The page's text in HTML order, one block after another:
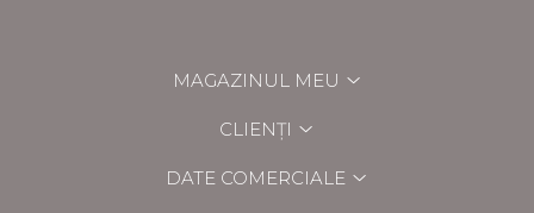
MAGAZINUL MEU
CLIENȚI
DATE COMERCIALE